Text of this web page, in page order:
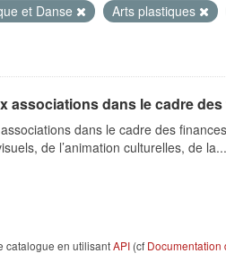
et Danse Arts plastiques
associations dans le cadre
dans le cadre des
de l’animation culturelles, de la...
catalogue en utilisantAPI (cf Documentation